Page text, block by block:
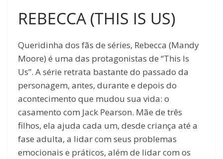
REBECCA (THIS IS US)
Queridinha dos fãs de séries, Rebecca (Mandy
Moore) é uma das protagonistas de “This Is
Us”. A série retrata bastante do passado da
personagem, antes, durante e depois do
acontecimento que mudou sua vida: o
casamento com Jack Pearson. Mãe de três
filhos, ela ajuda cada um, desde criança até a
fase adulta, a lidar com seus problemas
emocionais e práticos, além de lidar com os